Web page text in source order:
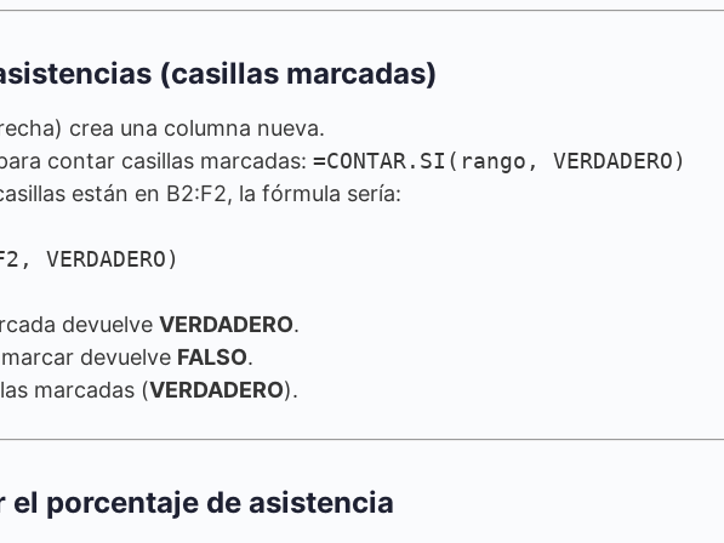
(casillas marcadas)
crea una columna nueva.
contar casillas marcadas: =CONTAR.SI(rango, VERDADERO)
están en B2:F2, la fórmula sería:
VERDADERO)
devuelve VERDADERO.
devuelve FALSO.
marcadas (VERDADERO).
el porcentaje de asistencia